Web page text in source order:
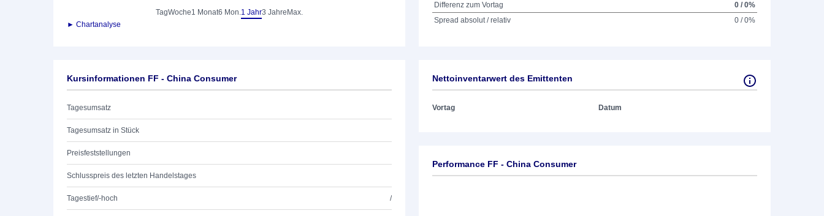
TagWoche1 Monat6 Mon.1 Jahr3 Jahre Max.
► Chartanalyse
Differenz zum Vortag
0 / 0%
Spread absolut / relativ
0 / 0%
Kursinformationen FF - China Consumer
Tagesumsatz
Tagesumsatz in Stück
Preisfeststellungen
Schlusspreis des letzten Handelstages
Tagestief/-hoch /
Nettoinventarwert des Emittenten
Vortag Datum
Performance FF - China Consumer